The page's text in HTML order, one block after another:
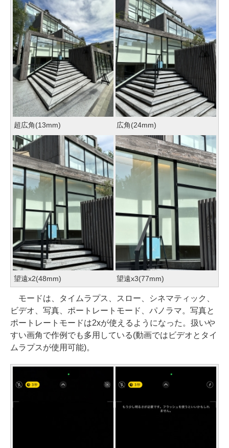
超広角(13mm) 広角(24mm)
望遠x2(48mm) 望遠x3(77mm)
モードは、タイムラプス、スロー、シネマティック、
ビデオ、写真、ポートレートモード、パノラマ。写真と
ポートレートモードは2xが使えるようになった。扱いや
すい画角で作例でも多用している(動画ではビデオとタイ
ムラプスが使用可能)。